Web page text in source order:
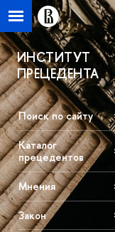
ИНСТИТУТ
ПРЕЦЕДЕНТА
Поиск по сайту
Каталог
прецедентов
Мнения
Закон